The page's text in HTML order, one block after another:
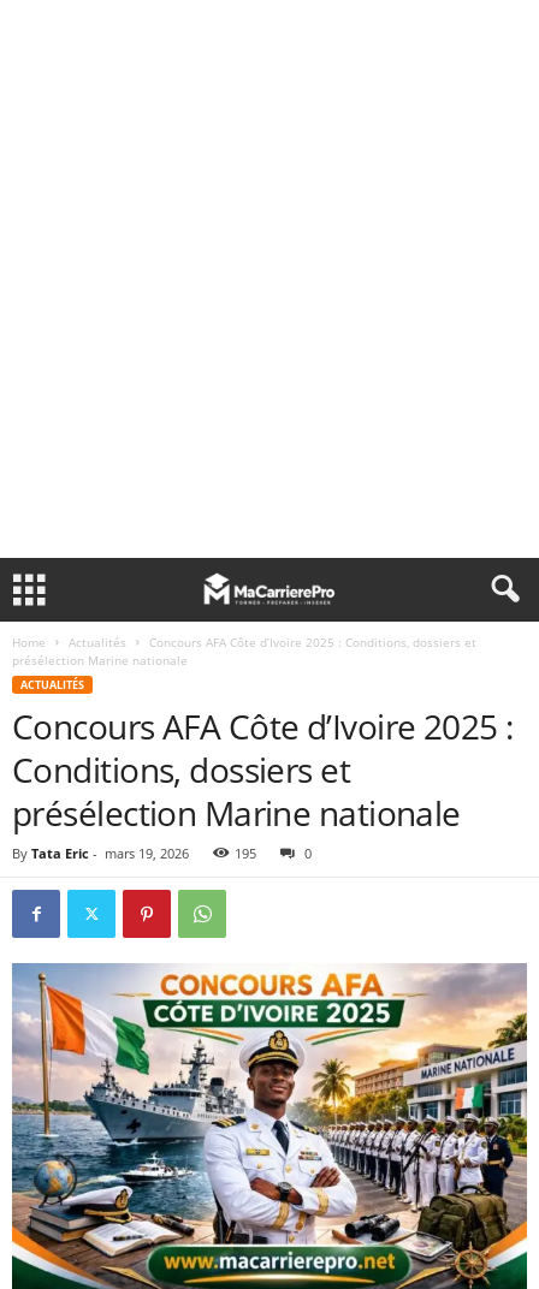
Home Actualités
Concours AFA Côte d’Ivoire 2025 : Conditions, dossiers et
présélection Marine nationale
ACTUALITÉS
Concours AFA Côte d’Ivoire 2025 :
Conditions, dossiers et
présélection Marine nationale
By Tata Eric - mars 19, 2026 195 0